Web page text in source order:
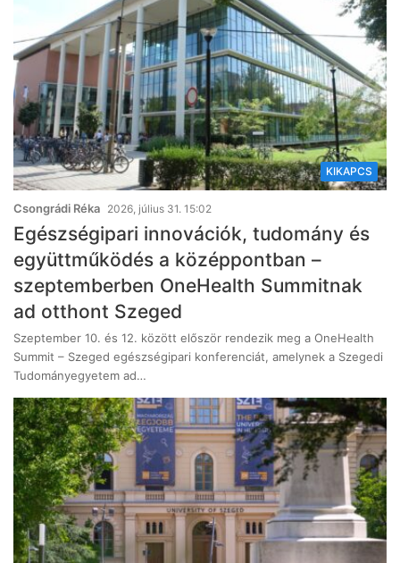
KIKAPCS
Csongrádi Réka 2026, július 31. 15:02
Egészségipari innovációk, tudomány és
együttműködés a középpontban –
szeptemberben OneHealth Summitnak
ad otthont Szeged
Szeptember 10. és 12. között először rendezik meg a OneHealth
Summit – Szeged egészségipari konferenciát, amelynek a Szegedi
Tudományegyetem ad…